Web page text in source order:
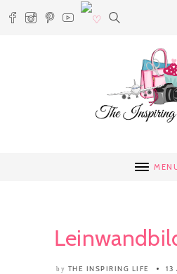
by THE INSPIRING LIFE 13